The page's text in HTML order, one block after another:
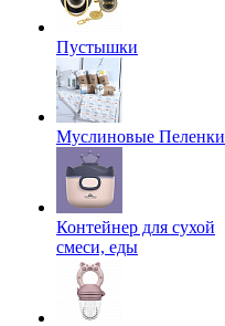
Пустышки
Муслиновые Пеленки
Контейнер для сухой
смеси, еды